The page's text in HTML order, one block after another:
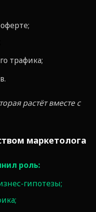
трафика;
растёт вместе с
маркетолога
роль:
гипотезы;